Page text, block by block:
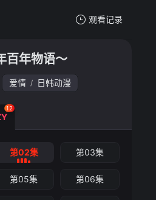
观看记录
观影记录
～千年百年物语～
百年物语～
爱情 / 日韩动漫
年百年物语～ -第02集
机扫一扫继续看
12
第02集 第03集
第05集 第06集